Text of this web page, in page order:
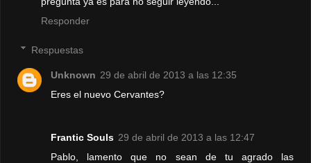
Responder
Respuestas
Unknown 29 de abril de 2013 a las 12:35
Eres el nuevo Cervantes?
Frantic Souls 29 de abril de 2013 a las 12:47
Pablo, lamento que no sean de tu agrado las